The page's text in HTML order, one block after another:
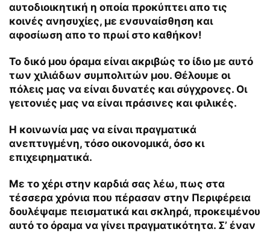
αυτοδιοικητική η οποία προκύπτει απο τις
κοινές ανησυχίες, με ενσυναίσθηση και
αφοσίωση απο το πρωί στο καθήκον!
Το δικό μου όραμα είναι ακριβώς το ίδιο με αυτό
των χιλιάδων συμπολιτών μου. Θέλουμε οι
πόλεις μας να είναι δυνατές και σύγχρονες. Οι
γειτονιές μας να είναι πράσινες και φιλικές.
Η κοινωνία μας να είναι πραγματικά
ανεπτυγμένη, τόσο οικονομικά, όσο κι
επιχειρηματικά.
Με το χέρι στην καρδιά σας λέω, πως στα
τέσσερα χρόνια που πέρασαν στην Περιφέρεια
δουλέψαμε πεισματικά και σκληρά, προκειμένου
αυτό το όραμα να γίνει πραγματικότητα. Σ’ έναν